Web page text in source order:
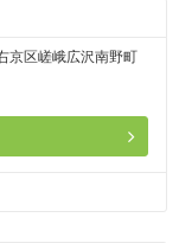
京区嵯峨広沢南野町